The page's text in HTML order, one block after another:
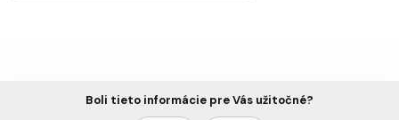
Boli tieto informácie pre Vás užitočné?